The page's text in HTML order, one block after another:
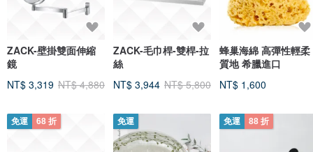
ZACK-壁掛雙面伸縮
鏡
NT$ 3,319 NT$ 4,880
免運 68 折
ZACK-毛巾桿-雙桿-拉
絲
NT$ 3,944 NT$ 5,800
免運
蜂巢海綿 高彈性輕柔
質地 希臘進口
NT$ 1,600
免運 88 折